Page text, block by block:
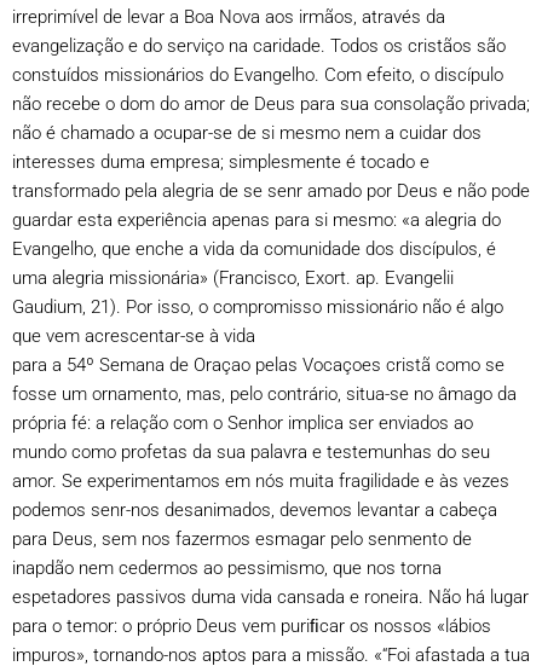
irreprimível de levar a Boa Nova aos irmãos, através da
evangelização e do serviço na caridade. Todos os cristãos são
constuídos missionários do Evangelho. Com efeito, o discípulo
não recebe o dom do amor de Deus para sua consolação privada;
não é chamado a ocupar-se de si mesmo nem a cuidar dos
interesses duma empresa; simplesmente é tocado e
transformado pela alegria de se senr amado por Deus e não pode
guardar esta experiência apenas para si mesmo: «a alegria do
Evangelho, que enche a vida da comunidade dos discípulos, é
uma alegria missionária» (Francisco, Exort. ap. Evangelii
Gaudium, 21). Por isso, o compromisso missionário não é algo
que vem acrescentar-se à vida
para a 54º Semana de Oraçao pelas Vocaçoes cristã como se
fosse um ornamento, mas, pelo contrário, situa-se no âmago da
própria fé: a relação com o Senhor implica ser enviados ao
mundo como profetas da sua palavra e testemunhas do seu
amor. Se experimentamos em nós muita fragilidade e às vezes
podemos senr-nos desanimados, devemos levantar a cabeça
para Deus, sem nos fazermos esmagar pelo senmento de
inapdão nem cedermos ao pessimismo, que nos torna
espetadores passivos duma vida cansada e roneira. Não há lugar
para o temor: o próprio Deus vem puriﬁcar os nossos «lábios
impuros», tornando-nos aptos para a missão. «“Foi afastada a tua